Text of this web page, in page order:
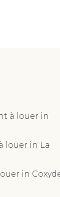
à louer in
louer in La
in